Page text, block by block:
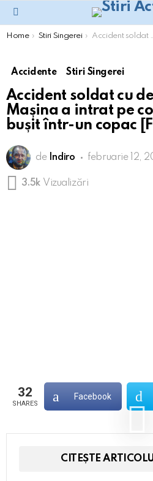
You are here:
Home Stiri Singerei Accident soldat cu deces, la Sîngerei. Mașina a intrat pe contrasens și s-a bușit într-un copac [FOTO]
Accidente Stiri Singerei
Accident soldat cu
Mașina a intrat pe
bușit într-un copac
de Indiro februarie 12,
3.5k Vizualizări
32
SHARES
Facebook
CITEȘTE